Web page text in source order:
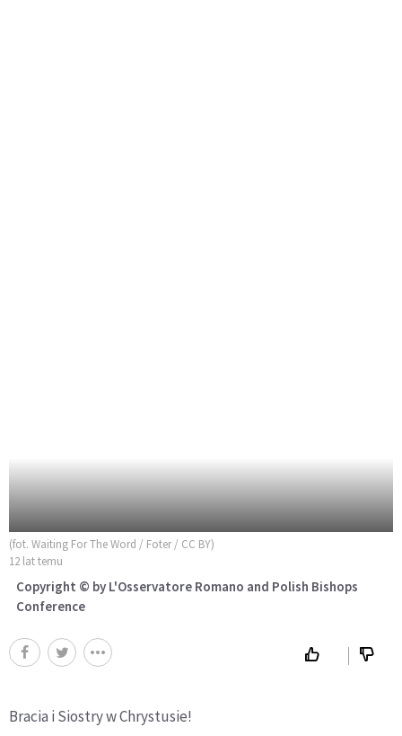
(fot. Waiting For The Word / Foter / CC BY)
12 lat temu
Copyright © by L'Osservatore Romano and Polish Bishops
Conference
Bracia i Siostry w Chrystusie!